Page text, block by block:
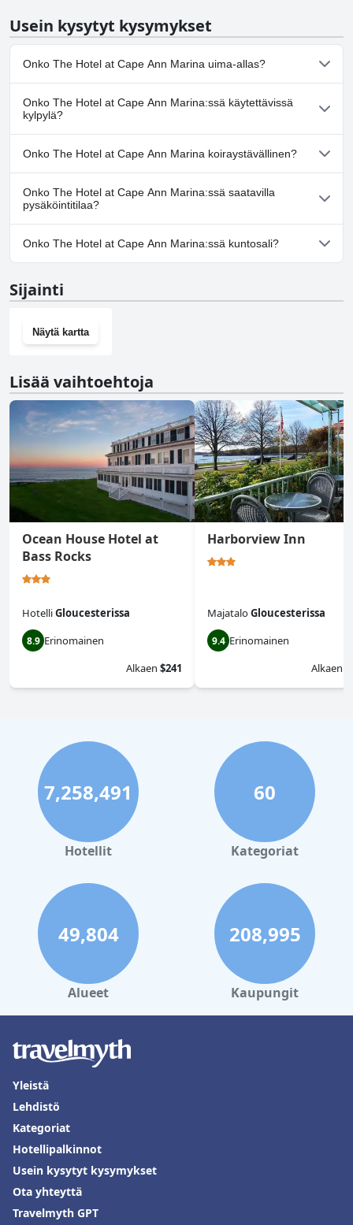
Usein kysytyt kysymykset
Onko The Hotel at Cape Ann Marina uima-allas?
Kyllä, The Hotel at Cape Ann Marina:ssä on uima-allas/altaita,
jotka kuuluvat yhteen tai useampaan seuraavista luokista:
Sisäuima-allas.
Onko The Hotel at Cape Ann Marina:ssä käytettävissä
kylpylä?
Ei, The Hotel at Cape Ann Marina ei tarjoa kylpylää.
Onko The Hotel at Cape Ann Marina koiraystävällinen?
Ei, The Hotel at Cape Ann Marina ei salli koiria.
Onko The Hotel at Cape Ann Marina:ssä saatavilla
pysäköintitilaa?
Kyllä, The Hotel at Cape Ann Marina tarjoaa
pysäköintimahdollisuuden.
Onko The Hotel at Cape Ann Marina:ssä kuntosali?
Sijainti
Näytä kartta
Lisää vaihtoehtoja
Ocean House Hotel at
Bass Rocks
HotelliGloucesterissa
8.9 Erinomainen
Alkaen $241
Harborview Inn
MajataloGloucesterissa
9.4 Erinomainen
Alkaen
7,258,491
Hotellit
60
Kategoriat
49,804
Alueet
208,995
Kaupungit
Yleistä
Lehdistö
Kategoriat
Hotellipalkinnot
Usein kysytyt kysymykset
Ota yhteyttä
Travelmyth GPT